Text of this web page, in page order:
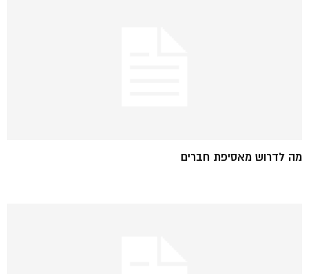
מה לדרוש מאסיפת חברים